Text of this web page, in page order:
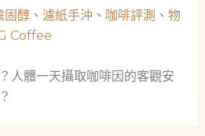
固醇、 濾紙手沖 、 咖啡評測 、 物
Coffee
人體一天攝取咖啡因的客觀安